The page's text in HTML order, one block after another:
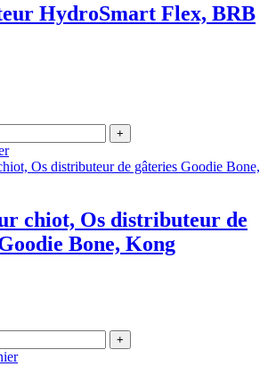
HydroSmart Flex, BRB
+
chiot, Os distributeur de
Bone, Kong
+